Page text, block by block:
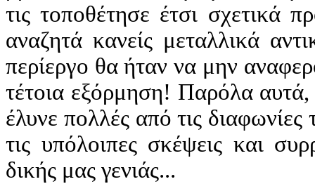
τις τοποθέτησε έτσι σχετικά
αναζητά κανείς μεταλλικά
περίεργο θα ήταν να μην
τέτοια εξόρμηση! Παρόλα
έλυνε πολλές από τις διαφωνίες
τις υπόλοιπες σκέψεις και
δικής μας γενιάς...